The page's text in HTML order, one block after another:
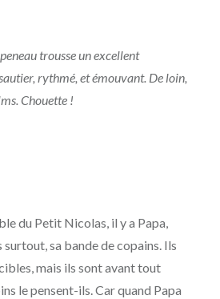
trousse un excellent
rythmé, et émouvant. De loin,
Chouette !
du Petit Nicolas, il y a Papa,
surtout, sa bande de copains. Ils
mais ils sont avant tout
le pensent-ils. Car quand Papa